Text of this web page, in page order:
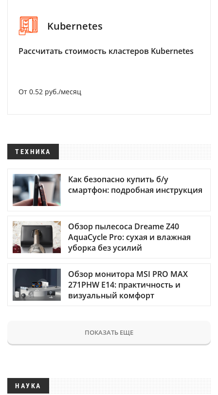
Kubernetes
Рассчитать стоимость кластеров Kubernetes
От 0.52 руб./месяц
ТЕХНИКА
Как безопасно купить б/у
смартфон: подробная инструкция
Обзор пылесоса Dreame Z40
AquaCycle Pro: сухая и влажная
уборка без усилий
Обзор монитора MSI PRO MAX
271PHW E14: практичность и
визуальный комфорт
ПОКАЗАТЬ ЕЩЕ
НАУКА